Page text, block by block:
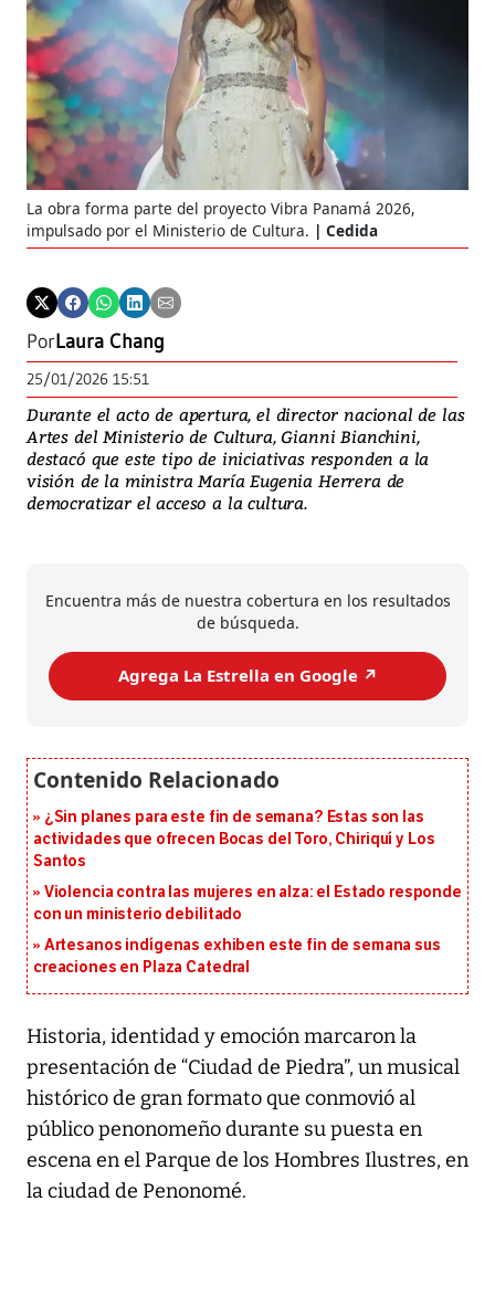
La obra forma parte del proyecto Vibra Panamá 2026,
impulsado por el Ministerio de Cultura.
Cedida
PorLaura Chang
25/01/2026 15:51
Durante el acto de apertura, el director nacional de las
Artes del Ministerio de Cultura, Gianni Bianchini,
destacó que este tipo de iniciativas responden a la
visión de la ministra María Eugenia Herrera de
democratizar el acceso a la cultura.
Encuentra más de nuestra cobertura en los resultados
de búsqueda.
Agrega La Estrella en Google ↗️
¿Sin planes para este fin de semana? Estas son las
actividades que ofrecen Bocas del Toro, Chiriquí y Los
Santos
Violencia contra las mujeres en alza: el Estado responde
con un ministerio debilitado
Artesanos indígenas exhiben este fin de semana sus
creaciones en Plaza Catedral
Historia, identidad y emoción marcaron la
presentación de “Ciudad de Piedra”, un musical
histórico de gran formato que conmovió al
público penonomeño durante su puesta en
escena en el Parque de los Hombres Ilustres, en
la ciudad de Penonomé.